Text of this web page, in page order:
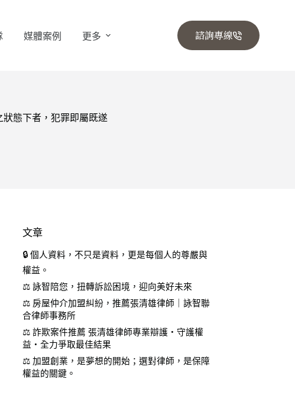
媒體案例 更多 諮詢專線
態下者，犯罪即屬既遂
文章
🔒 個人資料，不只是資料，更是每個人的尊嚴與
權益。
⚖️ 詠智陪您，扭轉訴訟困境，迎向美好未來
⚖️ 房屋仲介加盟糾紛，推薦張清雄律師｜詠智聯
合律師事務所
⚖️ 詐欺案件推薦 張清雄律師專業辯護・守護權
益・全力爭取最佳結果
⚖️ 加盟創業，是夢想的開始；選對律師，是保障
權益的關鍵。